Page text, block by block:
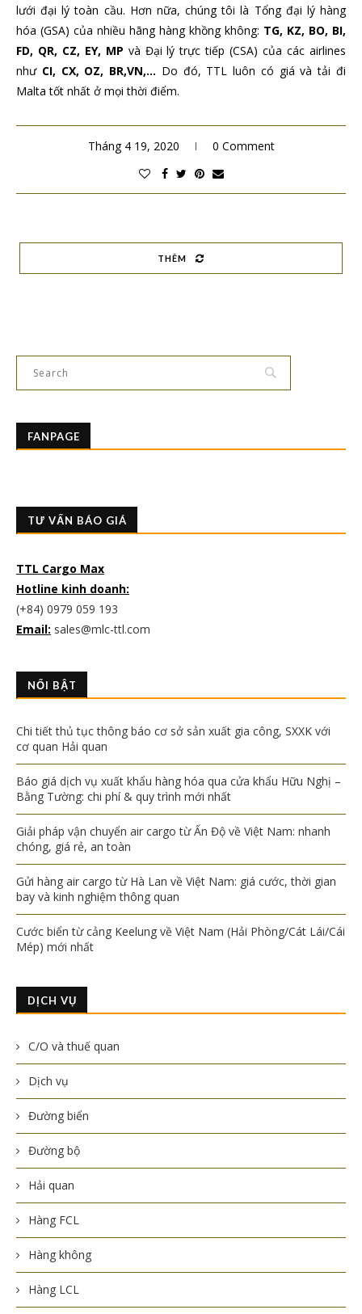
lưới đại lý toàn cầu. Hơn nữa, chúng tôi là Tổng đại lý hàng
hóa (GSA) của nhiều hãng hàng khồng không: TG, KZ, BO, BI,
FD, QR, CZ, EY, MP và Đại lý trực tiếp (CSA) của các airlines
như CI, CX, OZ, BR,VN,… Do đó, TTL luôn có giá và tải đi
Malta tốt nhất ở mọi thời điểm.
Tháng 4 19, 2020 0 Comment
THÊM
FANPAGE
TƯ VẤN BÁO GIÁ
TTL Cargo Max
Hotline kinh doanh:
(+84) 0979 059 193
Email: sales@mlc-ttl.com
NỔI BẬT
Chi tiết thủ tục thông báo cơ sở sản xuất gia công, SXXK với
cơ quan Hải quan
Báo giá dịch vụ xuất khẩu hàng hóa qua cửa khẩu Hữu Nghị –
Bằng Tường: chi phí & quy trình mới nhất
Giải pháp vận chuyển air cargo từ Ấn Độ về Việt Nam: nhanh
chóng, giá rẻ, an toàn
Gửi hàng air cargo từ Hà Lan về Việt Nam: giá cước, thời gian
bay và kinh nghiệm thông quan
Cước biển từ cảng Keelung về Việt Nam (Hải Phòng/Cát Lái/Cái
Mép) mới nhất
DỊCH VỤ
C/O và thuế quan
Dịch vụ
Đường biển
Đường bộ
Hải quan
Hàng FCL
Hàng không
Hàng LCL